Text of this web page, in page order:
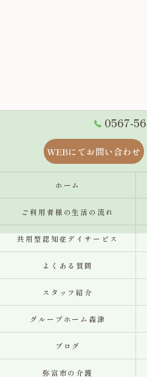
0567-
WEBにてお問い合わせ
ホーム
ご利用者様の生活の流れ
共用型認知症デイサービス
よくある質問
スタッフ紹介
グループホーム森津
ブログ
弥富市の介護